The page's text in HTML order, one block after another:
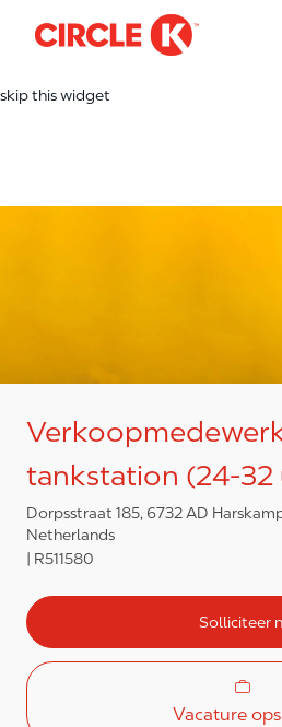
skip this widget
tankstation (24-
Dorpsstraat 185, 6732 AD
Netherlands
R511580
Solliciteer
Vacature